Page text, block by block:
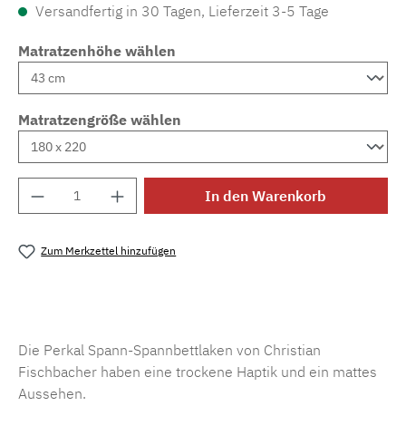
Versandfertig in 30 Tagen, Lieferzeit 3-5 Tage
Matratzenhöhe wählen
Matratzengröße wählen
Produkt Anzahl: Gib den gewünschten
In den Warenkorb
Zum Merkzettel hinzufügen
Die Perkal Spann-Spannbettlaken von Christian
Fischbacher haben eine trockene Haptik und ein mattes
Aussehen.